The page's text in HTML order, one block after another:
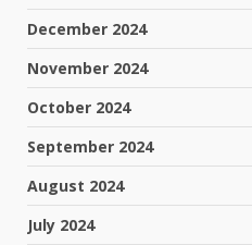
December 2024
November 2024
October 2024
September 2024
August 2024
July 2024